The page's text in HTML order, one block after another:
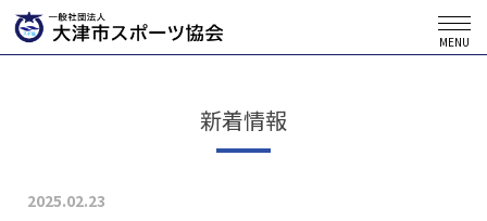
MENU
新着情報
2025.02.23